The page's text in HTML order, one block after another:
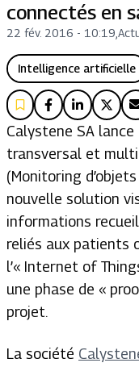
connectés en
22 fév. 2016 - 10:19
Intelligence artificielle
Calystene SA
transversal et
(Monitoring
nouvelle solution
informations
reliés aux patients
l’« Internet of
une phase de «
projet.
La société